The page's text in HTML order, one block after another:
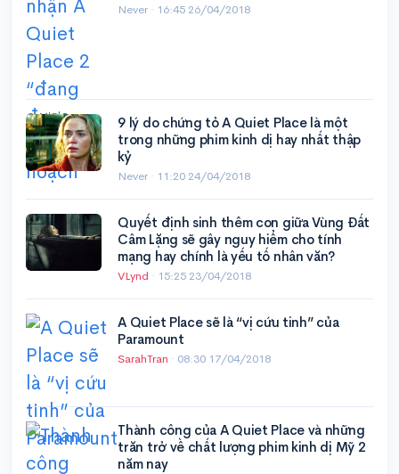
Never · 16:45 26/04/2018
9 lý do chứng tỏ A Quiet Place là một
trong những phim kinh dị hay nhất thập
kỷ
Never · 11:20 24/04/2018
Quyết định sinh thêm con giữa Vùng Đất
Câm Lặng sẽ gây nguy hiểm cho tính
mạng hay chính là yếu tố nhân văn?
VLynd · 15:25 23/04/2018
A Quiet Place sẽ là “vị cứu tinh” của
Paramount
SarahTran · 08:30 17/04/2018
Thành công của A Quiet Place và những
trăn trở về chất lượng phim kinh dị Mỹ 2
năm nay